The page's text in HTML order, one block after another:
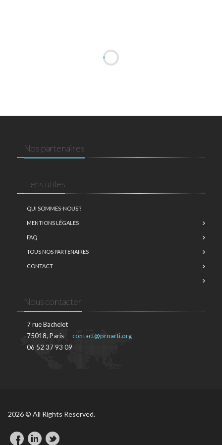
Nos partenaires
Liens utiles
QUI SOMMES-NOUS ?
MENTIONS LÉGALES
FAQ
TOUS NOS PARTENAIRES
CONTACT
Nous contacter
7 rue Bachelet
75018, Paris
06 52 37 93 09
contact@proarti.org
2026 © All Rights Reserved.